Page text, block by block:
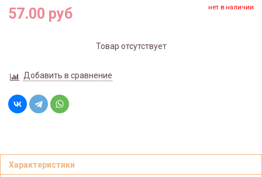
57.00 руб нет в наличии
Товар отсутствует
Добавить в сравнение
Характеристики